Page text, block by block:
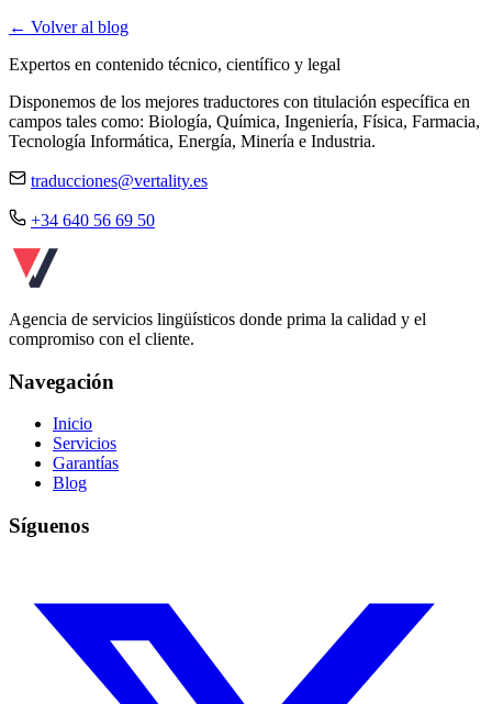
← Volver al blog
Expertos en contenido técnico, científico y legal
Disponemos de los mejores traductores con titulación específica en
campos tales como: Biología, Química, Ingeniería, Física, Farmacia,
Tecnología Informática, Energía, Minería e Industria.
traducciones@vertality.es
+34 640 56 69 50
Agencia de servicios lingüísticos donde prima la calidad y el
compromiso con el cliente.
Navegación
Inicio
Servicios
Garantías
Blog
Síguenos